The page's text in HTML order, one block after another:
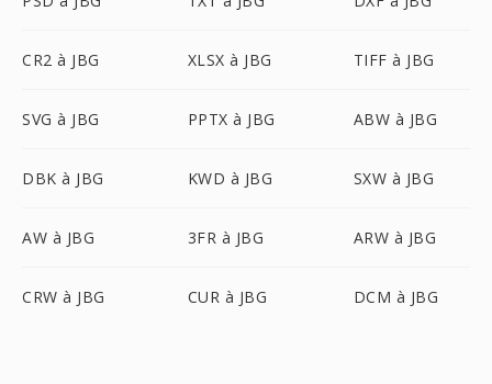
CR2 à JBG XLSX à JBG TIFF à JBG
SVG à JBG PPTX à JBG ABW à JBG
DBK à JBG KWD à JBG SXW à JBG
AW à JBG 3FR à JBG ARW à JBG
CRW à JBG CUR à JBG DCM à JBG